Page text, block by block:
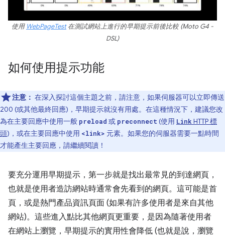
使用 WebPageTest在測試網站上進行的早期提示前後比較 (Moto G4 -
DSL)
如何使用提示功能
注意： 在深入探討這個主題之前，請注意，如果伺服器可以立即傳送
200 (或其他最終回應)，早期提示就沒有用處。在這種情況下，建議您改
為在主要回應中使用一般 preload 或 preconnect (使用 Link HTTP 標
頭)，或在主要回應中使用 <link> 元素。如果您的伺服器需要一點時間
才能產生主要回應，請繼續閱讀！
要充分運用早期提示，第一步就是找出最常見的到達網頁，
也就是使用者造訪網站時通常會先看到的網頁。這可能是首
頁，或是熱門產品資訊頁面 (如果有許多使用者是來自其他
網站)。這些進入點比其他網頁更重要，是因為隨著使用者
在網站上瀏覽，早期提示的實用性會降低 (也就是說，瀏覽